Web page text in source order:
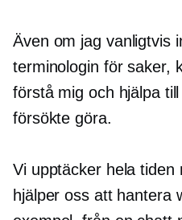
Även om jag vanligtvis
terminologin för saker,
förstå mig och hjälpa
försökte göra.
Vi upptäcker hela tiden
hjälper oss att hantera